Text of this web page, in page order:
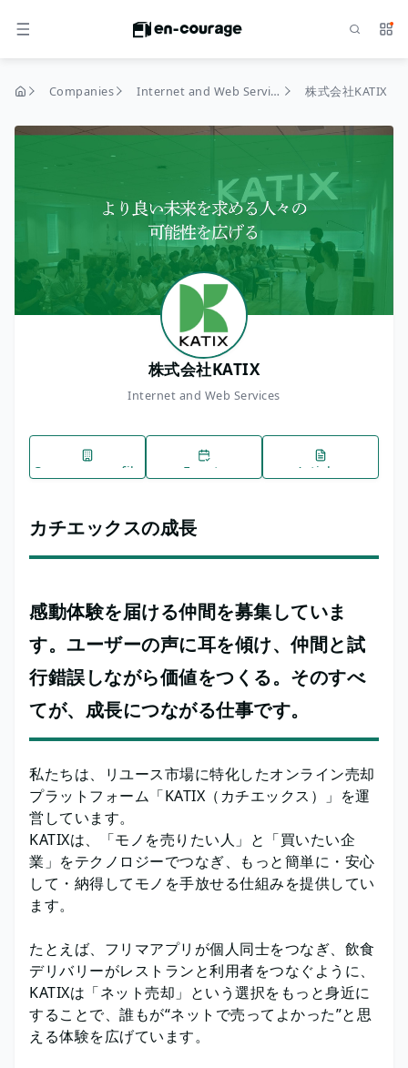
MENU Search
home Companies Internet and Web Services 株式会社KATIX
株式会社KATIX
Internet and Web Services
Company profile Events Articles
カチエックスの成長
感動体験を届ける仲間を募集していま
す。ユーザーの声に耳を傾け、仲間と試
行錯誤しながら価値をつくる。そのすべ
てが、成長につながる仕事です。
私たちは、リユース市場に特化したオンライン売却
プラットフォーム「KATIX（カチエックス）」を運
営しています。
KATIXは、「モノを売りたい人」と「買いたい企
業」をテクノロジーでつなぎ、もっと簡単に・安心
して・納得してモノを手放せる仕組みを提供してい
ます。
たとえば、フリマアプリが個人同士をつなぎ、飲食
デリバリーがレストランと利用者をつなぐように、
KATIXは「ネット売却」という選択をもっと身近に
することで、誰もが“ネットで売ってよかった”と思
える体験を広げています。